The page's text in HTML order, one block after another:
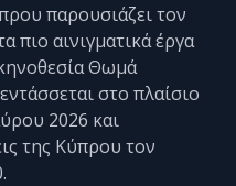
παρουσιάζει τον
πιο αινιγματικά έργα
Θωμά
στο πλαίσιο
2026 και
της Κύπρου τον